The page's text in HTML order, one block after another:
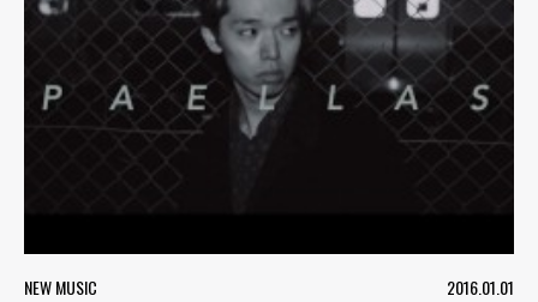
NEW MUSIC
2016.01.01